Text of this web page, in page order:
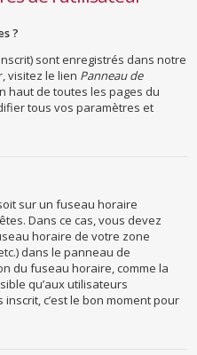
?
sont enregistrés dans notre
visitez le lien Panneau de
haut de toutes les pages du
tous vos paramètres et
sur un fuseau horaire
Dans ce cas, vous devez
horaire de votre zone
dans le panneau de
du fuseau horaire, comme la
qu’aux utilisateurs
c’est le bon moment pour